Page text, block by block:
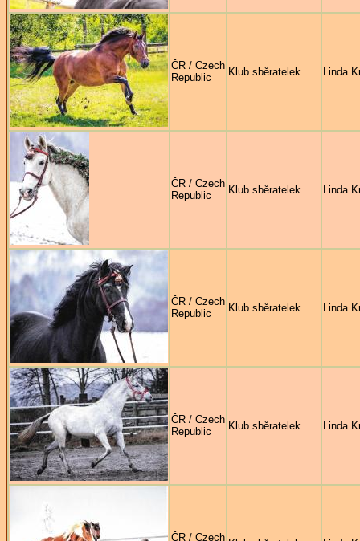
ČR / Czech
Republic
Klub sběratelek Linda
ČR / Czech
Republic
Klub sběratelek Linda
ČR / Czech
Republic
Klub sběratelek Linda
ČR / Czech
Republic
Klub sběratelek Linda
ČR / Czech